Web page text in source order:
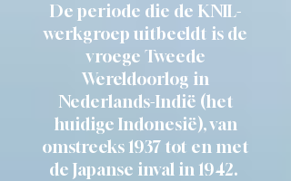
De periode die de KNIL-
werkgroep uitbeeldt is de
vroege Tweede
Wereldoorlog in
Nederlands-Indië (het
huidige Indonesië), van
omstreeks 1937 tot en met
de Japanse inval in 1942.